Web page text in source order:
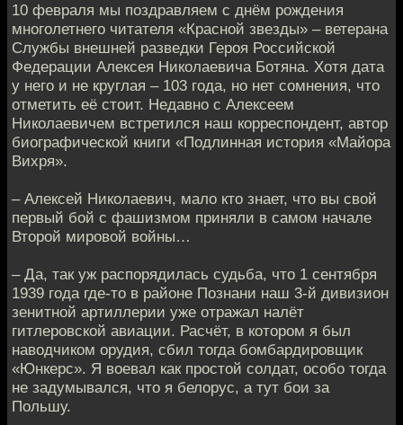
10 февраля мы поздравляем с днём рождения
многолетнего читателя «Красной звезды» – ветерана
Службы внешней разведки Героя Российской
Федерации Алексея Николаевича Ботяна. Хотя дата
у него и не круглая – 103 года, но нет сомнения, что
отметить её стоит. Недавно с Алексеем
Николаевичем встретился наш корреспондент, автор
биографической книги «Подлинная история «Майора
Вихря».
– Алексей Николаевич, мало кто знает, что вы свой
первый бой с фашизмом приняли в самом начале
Второй мировой войны…
– Да, так уж распорядилась судьба, что 1 сентября
1939 года где-то в районе Познани наш 3-й дивизион
зенитной артиллерии уже отражал налёт
гитлеровской авиации. Расчёт, в котором я был
наводчиком орудия, сбил тогда бомбардировщик
«Юнкерс». Я воевал как простой солдат, особо тогда
не задумывался, что я белорус, а тут бои за
Польшу.